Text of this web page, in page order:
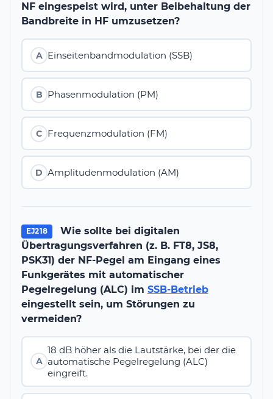
NF eingespeist wird, unter Beibehaltung der
Bandbreite in HF umzusetzen?
A Einseitenbandmodulation (SSB)
B Phasenmodulation (PM)
C Frequenzmodulation (FM)
D Amplitudenmodulation (AM)
EJ218
Wie sollte bei digitalen
Übertragungsverfahren (z. B. FT8, JS8,
PSK31) der NF-Pegel am Eingang eines
Funkgerätes mit automatischer
Pegelregelung (ALC) im SSB-Betrieb
eingestellt sein, um Störungen zu
vermeiden?
A
18 dB höher als die Lautstärke, bei der die
automatische Pegelregelung (ALC)
eingreift.